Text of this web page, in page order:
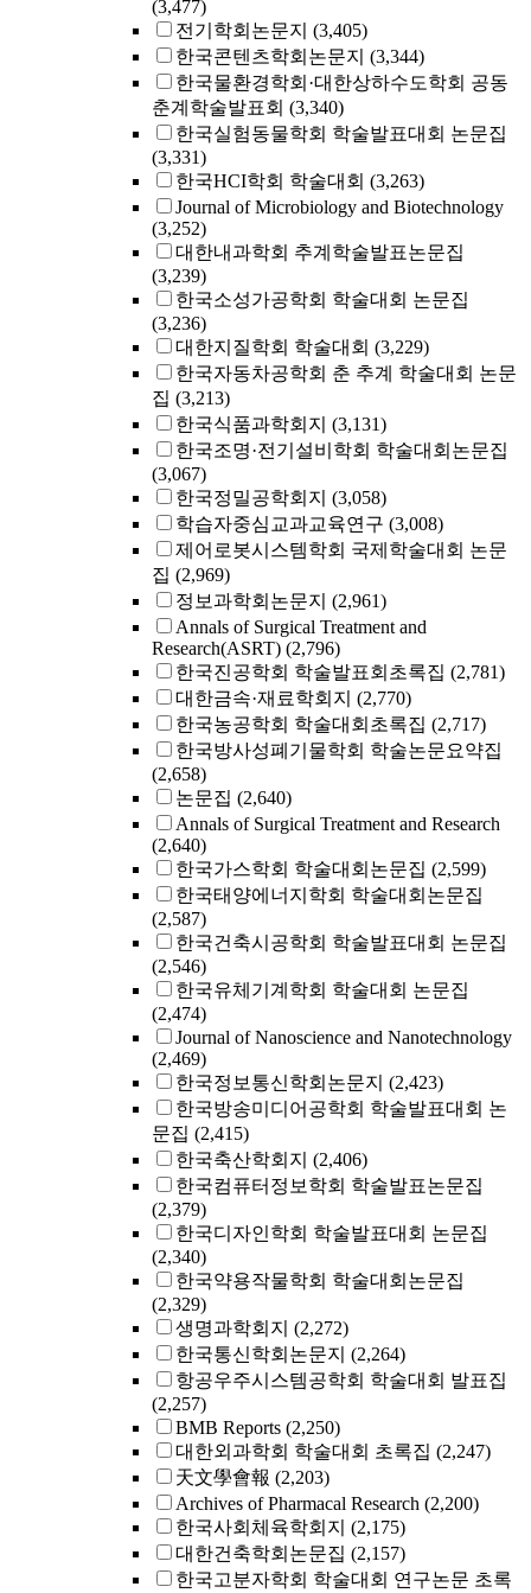
(3,477)
전기학회논문지 (3,405)
한국콘텐츠학회논문지 (3,344)
한국물환경학회·대한상하수도학회 공동
춘계학술발표회 (3,340)
한국실험동물학회 학술발표대회 논문집
(3,331)
한국HCI학회 학술대회 (3,263)
Journal of Microbiology and Biotechnology
(3,252)
대한내과학회 추계학술발표논문집
(3,239)
한국소성가공학회 학술대회 논문집
(3,236)
대한지질학회 학술대회 (3,229)
한국자동차공학회 춘 추계 학술대회 논문
집 (3,213)
한국식품과학회지 (3,131)
한국조명·전기설비학회 학술대회논문집
(3,067)
한국정밀공학회지 (3,058)
학습자중심교과교육연구 (3,008)
제어로봇시스템학회 국제학술대회 논문
집 (2,969)
정보과학회논문지 (2,961)
Annals of Surgical Treatment and
Research(ASRT) (2,796)
한국진공학회 학술발표회초록집 (2,781)
대한금속·재료학회지 (2,770)
한국농공학회 학술대회초록집 (2,717)
한국방사성폐기물학회 학술논문요약집
(2,658)
논문집 (2,640)
Annals of Surgical Treatment and Research
(2,640)
한국가스학회 학술대회논문집 (2,599)
한국태양에너지학회 학술대회논문집
(2,587)
한국건축시공학회 학술발표대회 논문집
(2,546)
한국유체기계학회 학술대회 논문집
(2,474)
Journal of Nanoscience and Nanotechnology
(2,469)
한국정보통신학회논문지 (2,423)
한국방송미디어공학회 학술발표대회 논
문집 (2,415)
한국축산학회지 (2,406)
한국컴퓨터정보학회 학술발표논문집
(2,379)
한국디자인학회 학술발표대회 논문집
(2,340)
한국약용작물학회 학술대회논문집
(2,329)
생명과학회지 (2,272)
한국통신학회논문지 (2,264)
항공우주시스템공학회 학술대회 발표집
(2,257)
BMB Reports (2,250)
대한외과학회 학술대회 초록집 (2,247)
天文學會報 (2,203)
Archives of Pharmacal Research (2,200)
한국사회체육학회지 (2,175)
대한건축학회논문집 (2,157)
한국고분자학회 학술대회 연구논문 초록